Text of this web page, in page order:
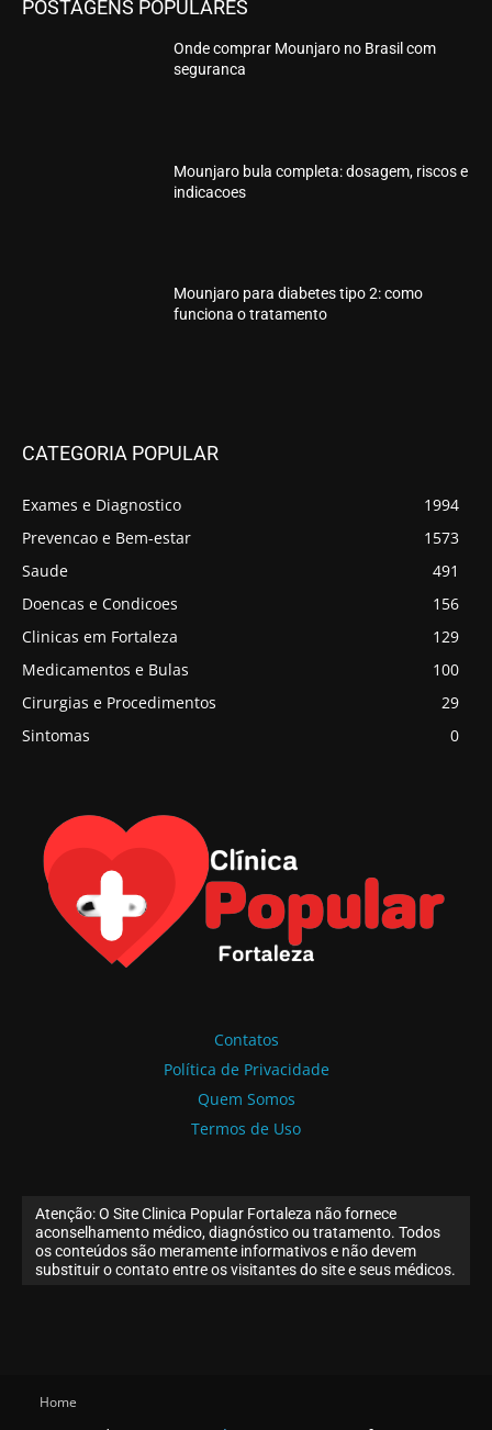
POSTAGENS POPULARES
Onde comprar Mounjaro no Brasil com
seguranca
Mounjaro bula completa: dosagem, riscos e
indicacoes
Mounjaro para diabetes tipo 2: como
funciona o tratamento
CATEGORIA POPULAR
Exames e Diagnostico
1994
Prevencao e Bem-estar
1573
Saude
491
Doencas e Condicoes
156
Clinicas em Fortaleza
129
Medicamentos e Bulas
100
Cirurgias e Procedimentos
29
Sintomas
0
Contatos
Política de Privacidade
Quem Somos
Termos de Uso
Atenção: O Site Clinica Popular Fortaleza não fornece
aconselhamento médico, diagnóstico ou tratamento. Todos
os conteúdos são meramente informativos e não devem
substituir o contato entre os visitantes do site e seus médicos.
Home